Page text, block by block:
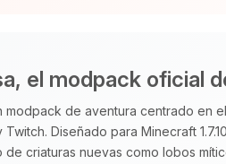
el modpack oficial
modpack de aventura centrado en
Diseñado para Minecraft
de criaturas nuevas como lobos